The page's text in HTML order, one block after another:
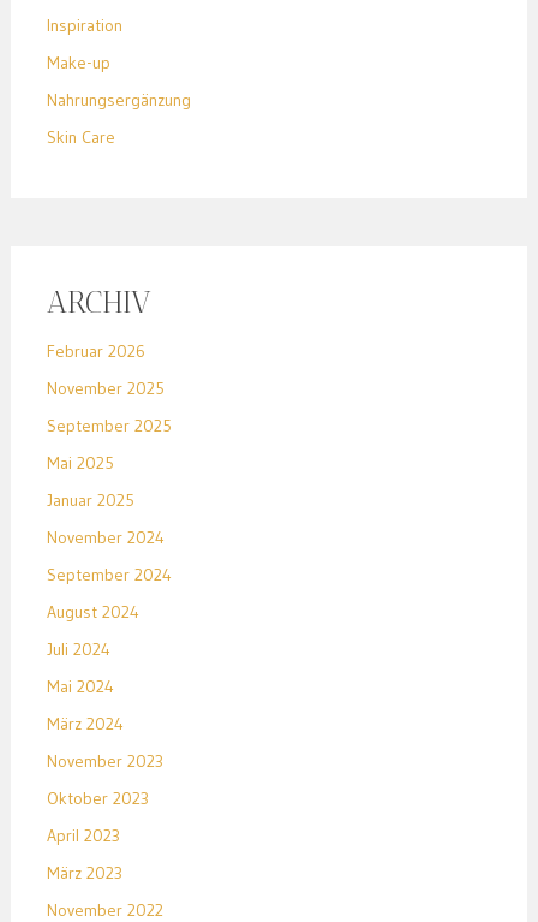
Inspiration
Make-up
Nahrungsergänzung
Skin Care
ARCHIV
Februar 2026
November 2025
September 2025
Mai 2025
Januar 2025
November 2024
September 2024
August 2024
Juli 2024
Mai 2024
März 2024
November 2023
Oktober 2023
April 2023
März 2023
November 2022